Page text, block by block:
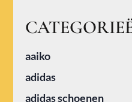
aaiko
adidas
adidas schoenen